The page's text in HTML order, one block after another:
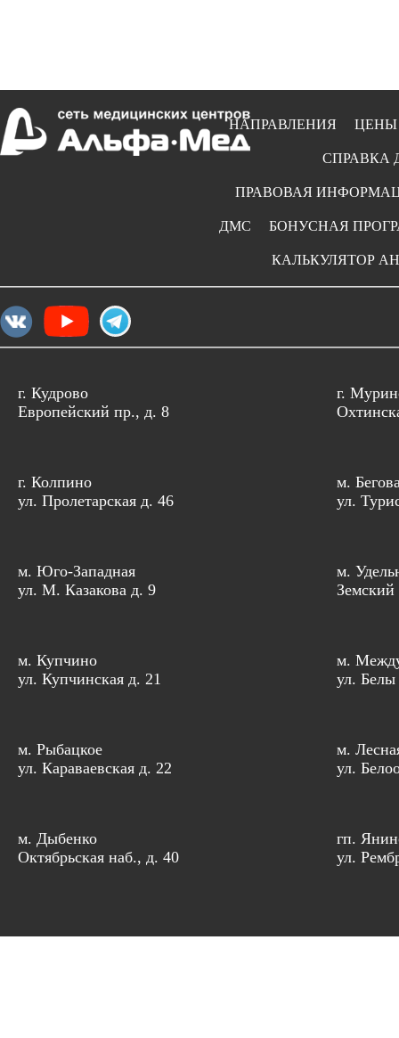
ЦЕНЫ
НАПРАВЛЕНИЯ
СПРАВКА
ПРАВОВАЯ
БОНУСНАЯ
ДМС
КАЛЬКУЛЯТОР
г. Кудрово
Европейский пр., д. 8
г.
г. Колпино
ул. Пролетарская д. 46
м.
ул.
м. Юго-Западная
ул. М. Казакова д. 9
м.
Земский
м. Купчино
ул. Купчинская д. 21
м.
ул.
м. Рыбацкое
ул. Караваевская д. 22
м.
ул.
м. Дыбенко
Октябрьская наб., д. 40
гп.
ул.